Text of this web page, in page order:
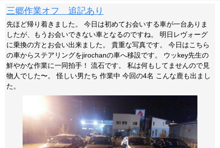
三郷作業オフ 追記あり
先ほど帰り着きました。 今日は初めてお会いする車が一台ありま
したが、もうお会いできない車となるのですね。 明日レヴォーグ
に乗換の方とお会い出来ました。 貴重な写真です。 今日はこちら
の車からステアリングをjirochanの車へ移設です。 ウッkey先生の
鮮やかな作業に一同拍手！ 流石です。 私は何もしてませんので見
物人でした〜。 怪しい男たち 作業中 今回の4名 こんな鹿も出まし
た。